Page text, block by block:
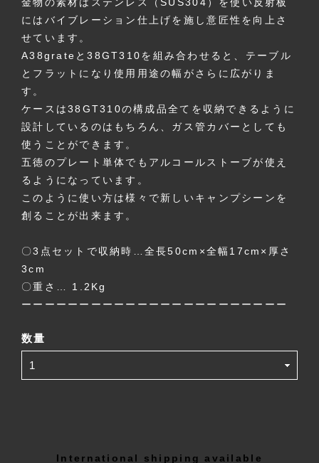
にはバイブレーション仕上げを施し意匠性を向上さ
せています。
A38grateと38GT310を組み合わせると、テーブル
とフラットになり使用用途の幅がさらに広がりま
す。
ケースは38GT310の構成品全てを収納できるように
設計しているのはもちろん、ガス管カバーとしても
使うことができます。
五徳のプレート単体でもアルコールストーブが使え
るようになっています。
このように使い方は様々で新しいキャンプシーンを
創ることが出来ます。
〇3点セットで収納時…全長50cm×全幅17cm×厚さ
3cm
〇重さ… 1.2Kg
ーーーーーーーーーーーーーーーーーーーーーーー
数量
International shipping available